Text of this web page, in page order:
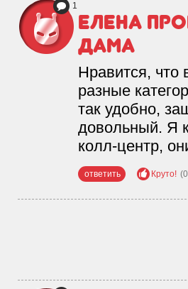
1
Елена
Дама
Нравится, что
разные
так удобно,
довольный. Я
колл-центр,
ответить Круто!